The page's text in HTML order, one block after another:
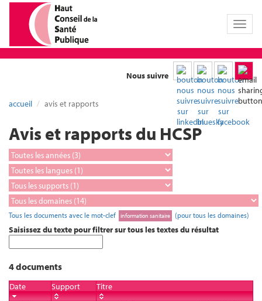
Toggle
Nous suivre
accueil avis et rapports
Avis et rapports du HCSP
Tous les documents avec le mot-clef information sanitaire (pour tous les domaines)
Saisissez du texte pour filtrer sur tous les textes du résultat
4 documents
Date Support
Titre